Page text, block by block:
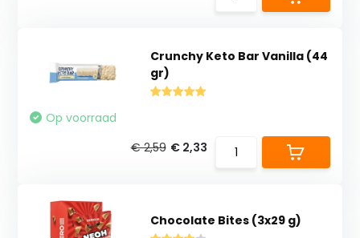
Crunchy Keto Bar Vanilla (44
gr)
Op voorraad
€ 2,59 € 2,33
Chocolate Bites (3x29 g)